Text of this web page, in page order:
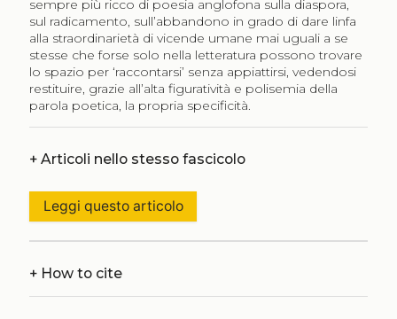
sempre più ricco di poesia anglofona sulla diaspora,
sul radicamento, sull’abbandono in grado di dare linfa
alla straordinarietà di vicende umane mai uguali a se
stesse che forse solo nella letteratura possono trovare
lo spazio per ‘raccontarsi’ senza appiattirsi, vedendosi
restituire, grazie all’alta figuratività e polisemia della
parola poetica, la propria specificità.
+Articoli nello stesso fascicolo
Leggi questo articolo
+How to cite